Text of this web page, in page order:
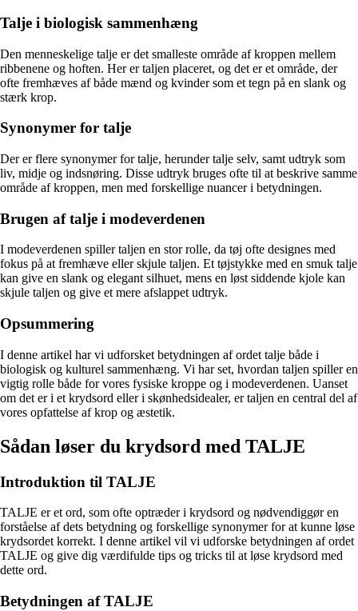
Talje i biologisk sammenhæng
Den menneskelige talje er det smalleste område af kroppen mellem
ribbenene og hoften. Her er taljen placeret, og det er et område, der
ofte fremhæves af både mænd og kvinder som et tegn på en slank og
stærk krop.
Synonymer for talje
Der er flere synonymer for talje, herunder talje selv, samt udtryk som
liv, midje og indsnøring. Disse udtryk bruges ofte til at beskrive samme
område af kroppen, men med forskellige nuancer i betydningen.
Brugen af talje i modeverdenen
I modeverdenen spiller taljen en stor rolle, da tøj ofte designes med
fokus på at fremhæve eller skjule taljen. Et tøjstykke med en smuk talje
kan give en slank og elegant silhuet, mens en løst siddende kjole kan
skjule taljen og give et mere afslappet udtryk.
Opsummering
I denne artikel har vi udforsket betydningen af ordet talje både i
biologisk og kulturel sammenhæng. Vi har set, hvordan taljen spiller en
vigtig rolle både for vores fysiske kroppe og i modeverdenen. Uanset
om det er i et krydsord eller i skønhedsidealer, er taljen en central del af
vores opfattelse af krop og æstetik.
Sådan løser du krydsord med TALJE
Introduktion til TALJE
TALJE er et ord, som ofte optræder i krydsord og nødvendiggør en
forståelse af dets betydning og forskellige synonymer for at kunne løse
krydsordet korrekt. I denne artikel vil vi udforske betydningen af ordet
TALJE og give dig værdifulde tips og tricks til at løse krydsord med
dette ord.
Betydningen af TALJE